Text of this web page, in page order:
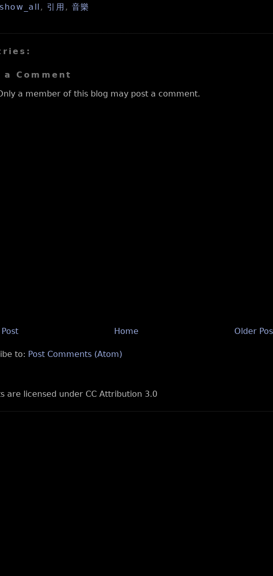
show_all , 引用 , 音樂
a Comment
a member of this blog may post a comment.
Older
Home
to: Post Comments (Atom)
are licensed under CC Attribution 3.0